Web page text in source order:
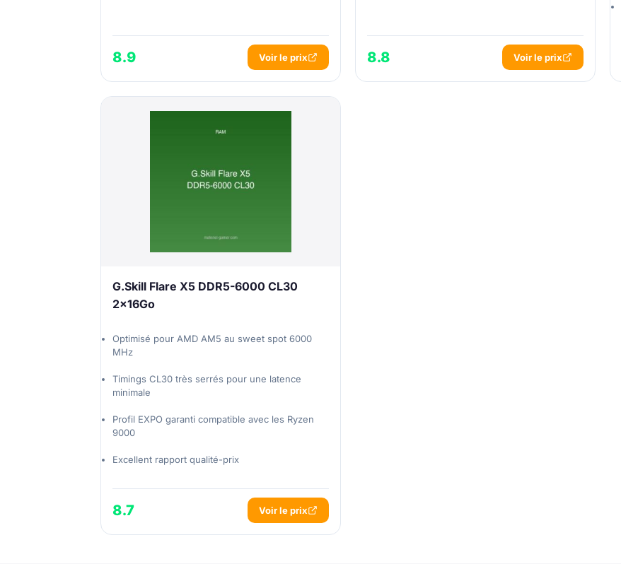
8.9 Voir le prix 8.8 Voir le prix
G.Skill Flare X5 DDR5-6000 CL30
2x16Go
Optimisé pour AMD AM5 au sweet spot 6000
MHz
Timings CL30 très serrés pour une latence
minimale
Profil EXPO garanti compatible avec les Ryzen
9000
Excellent rapport qualité-prix
8.7 Voir le prix